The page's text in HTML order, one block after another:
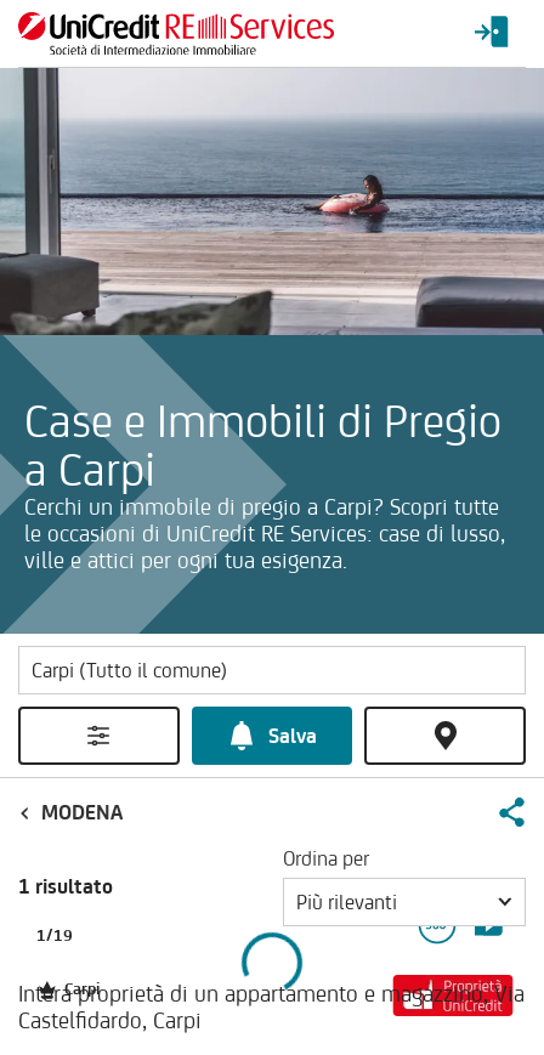
Case e Immobili di Pregio
a Carpi
Cerchi un immobile di pregio a Carpi? Scopri tutte
le occasioni di UniCredit RE Services: case di lusso,
ville e attici per ogni tua esigenza.
Salva
MODENA
1 risultato
Ordina per
Più rilevanti
Carpi
1/19
Intera proprietà di un appartamento e magazzino, Via
Castelfidardo, Carpi